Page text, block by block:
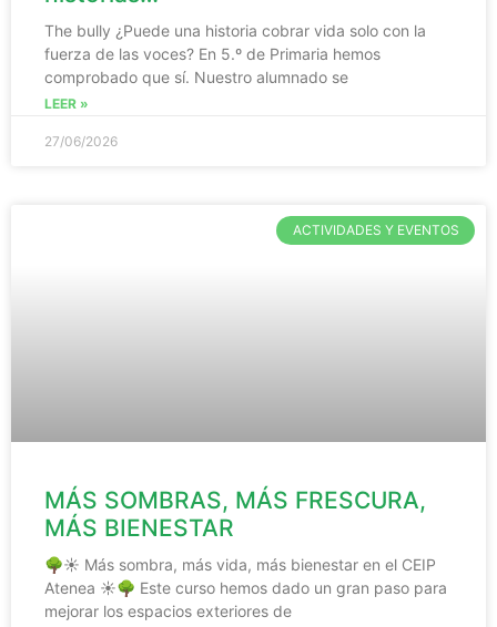
The bully ¿Puede una historia cobrar vida solo con la
fuerza de las voces? En 5.º de Primaria hemos
comprobado que sí. Nuestro alumnado se
LEER »
27/06/2026
ACTIVIDADES Y EVENTOS
MÁS SOMBRAS, MÁS FRESCURA,
MÁS BIENESTAR
🌳☀️ Más sombra, más vida, más bienestar en el CEIP
Atenea ☀️🌳 Este curso hemos dado un gran paso para
mejorar los espacios exteriores de